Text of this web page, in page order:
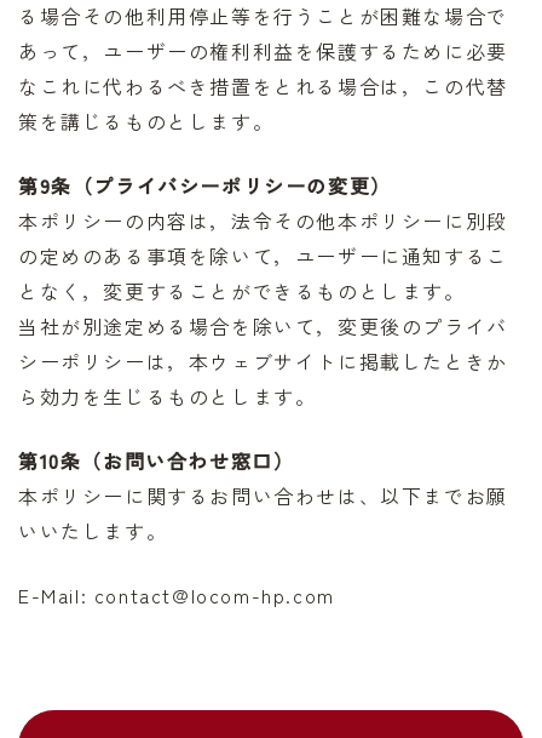
る場合その他利用停止等を行うことが困難な場合で
あって，ユーザーの権利利益を保護するために必要
なこれに代わるべき措置をとれる場合は，この代替
策を講じるものとします。
第9条（プライバシーポリシーの変更）
本ポリシーの内容は，法令その他本ポリシーに別段
の定めのある事項を除いて，ユーザーに通知するこ
となく，変更することができるものとします。
当社が別途定める場合を除いて，変更後のプライバ
シーポリシーは，本ウェブサイトに掲載したときか
ら効力を生じるものとします。
第10条（お問い合わせ窓口）
本ポリシーに関するお問い合わせは、以下までお願
いいたします。
E-Mail: contact@locom-hp.com